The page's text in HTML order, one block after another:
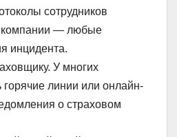
сотрудников
компании — любые
инцидента.
У многих
горячие линии или онлайн-
о страховом